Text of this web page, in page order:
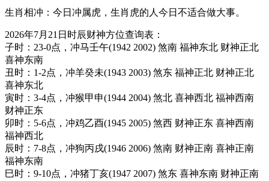
生肖相冲：今日冲属虎，生肖虎的人今日不适合做大事。
2026年7月21日时辰财神方位查询表：
子时：23-0点，冲马壬午(1942 2002) 煞南 福神东北 财神正北
喜神东南
丑时：1-2点，冲羊癸未(1943 2003) 煞东 福神正北 财神正北
喜神东北
寅时：3-4点，冲猴甲申(1944 2004) 煞北 喜神西北 福神西南
财神正东
卯时：5-6点，冲鸡乙酉(1945 2005) 煞西 财神正东 喜神西南
福神西北
辰时：7-8点，冲狗丙戌(1946 2006) 煞南 财神正南 喜神正南
福神东南
巳时：9-10点，冲猪丁亥(1947 2007) 煞东 喜神东南 财神正南